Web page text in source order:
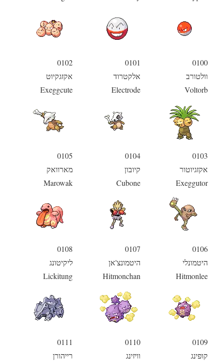
0100
וולטורב
Voltorb
0101
אלקטרוד
Electrode
0102
אקזגקיוט
Exeggcute
0103
אקזגיוטור
Exeggutor
0104
קיובון
Cubone
0105
מארוואק
Marowak
0106
היטמונלי
Hitmonlee
0107
היטמונצ'אן
Hitmonchan
0108
ליקיטונג
Lickitung
0109
קופינג
0110
וויזינג
0111
רייהורן